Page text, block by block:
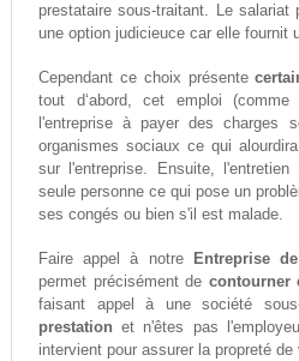
prestataire sous-traitant. Le salariat
une option judicieuce car elle fournit
Cependant ce choix présente
tout d‘abord, cet emploi
l'entreprise à payer des charges
organismes sociaux ce qui
sur l'entreprise. Ensuite,
seule personne ce qui pose un
ses congés ou bien s'il est malade.
Faire appel à notre
Entreprise
permet précisément de contourner
faisant appel à une société
prestation et n'êtes pas
intervient pour assurer la propreté